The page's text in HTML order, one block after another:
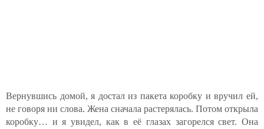
Вернувшись домой, я достал из пакета коробку и вручил ей,
не говоря ни слова. Жена сначала растерялась. Потом открыла
коробку… и я увидел, как в её глазах загорелся свет. Она